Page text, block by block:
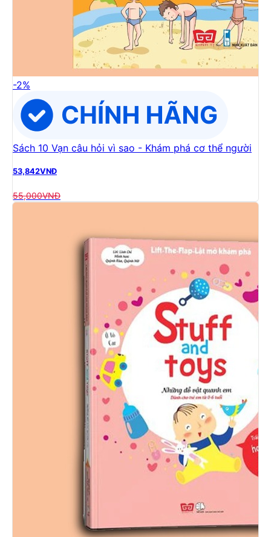
-2%
Sách 10 Vạn câu hỏi vì sao - Khám phá cơ thể người
53,842VNĐ
55,000VNĐ